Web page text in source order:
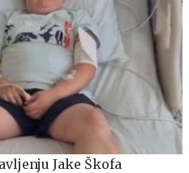
Jake Škofa